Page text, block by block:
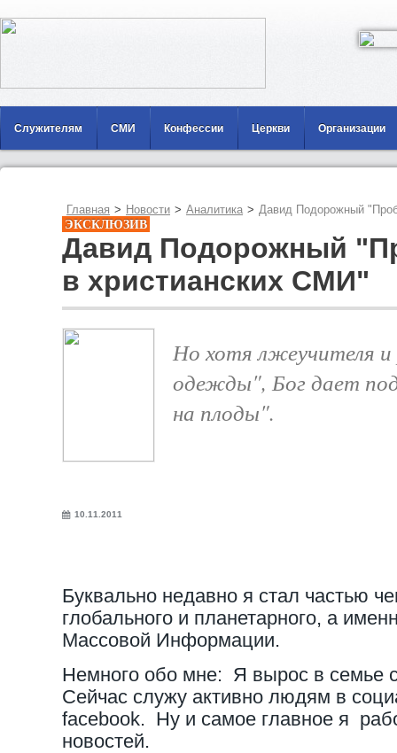
Служителям СМИ Конфессии Церкви Организации
Главная > Новости > Аналитика > Давид Подорожный
ЭКСКЛЮЗИВ
Давид Подорожный
в христианских СМИ"
Но хотя лжеучителя и
одежды", Бог дает
на плоды".
10.11.2011
Буквально недавно я стал частью
глобального и планетарного, а
Массовой Информации.
Немного обо мне: Я вырос в семье
Сейчас служу активно людям в
facebook. Ну и самое главное я
новостей.